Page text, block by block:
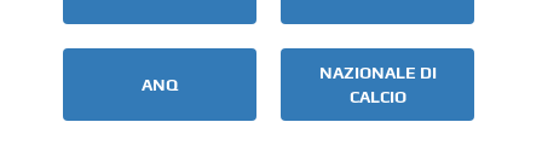
ANQ
NAZIONALE DI
CALCIO